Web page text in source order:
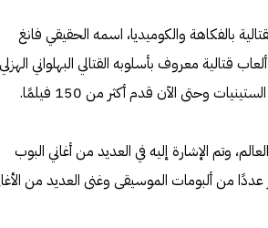
بالفكاهة والكوميديا، اسمه الحقيقي فانغ
ومخرج وفنان ألعاب قتالية معروف بأسلوبه القتالي البهلواني
وحتى الآن قدم أكثر من 150 فيلمًا.
وتم الإشارة إليه في العديد من أغاني البوب
من ألبومات الموسيقى وغنى العديد من